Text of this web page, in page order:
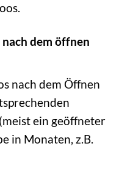
nach dem öffnen
nach dem Öffnen
ein geöffneter
in Monaten, z.B.